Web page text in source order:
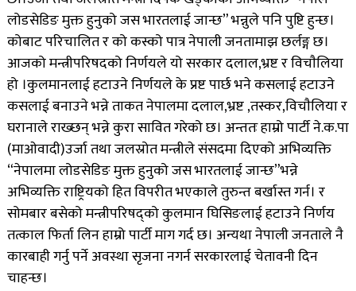
लोडसेडिङ मुक्त हुनुको जस भारतलाई जान्छ” भन्नुले पनि पुष्टि हुन्छ।
कोबाट परिचालित र को कस्को पात्र नेपाली जनतामाझ छर्लङ्ग छ।
आजको मन्त्रीपरिषदको निर्णयले यो सरकार दलाल,भ्रष्ट र विचाैलिया
हो ।कुलमानलाई हटाउने निर्णयले के प्रष्ट पार्छ भने कसलाई हटाउने
कसलाई बनाउने भन्ने ताकत नेपालमा दलाल,भ्रष्ट ,तस्कर,विचाैलिया र
घरानाले राख्छन् भन्ने कुरा सावित गरेको छ। अन्ततः हाम्रो पार्टी ने.क.पा
(माओवादी)उर्जा तथा जलस्रोत मन्त्रीले संसदमा दिएको अभिव्यक्ति
“नेपालमा लोडसेडिङ मुक्त हुनुको जस भारतलाई जान्छ”भन्ने
अभिव्यक्ति राष्ट्रियको हित विपरीत भएकाले तुरुन्त बर्खास्त गर्न। र
सोमबार बसेको मन्त्रीपरिषद्को कुलमान घिसिङलाई हटाउने निर्णय
तत्काल फिर्ता लिन हाम्रो पार्टी माग गर्द छ। अन्यथा नेपाली जनताले नै
कारबाही गर्नु पर्ने अवस्था सृजना नगर्न सरकारलाई चेतावनी दिन
चाहन्छ।